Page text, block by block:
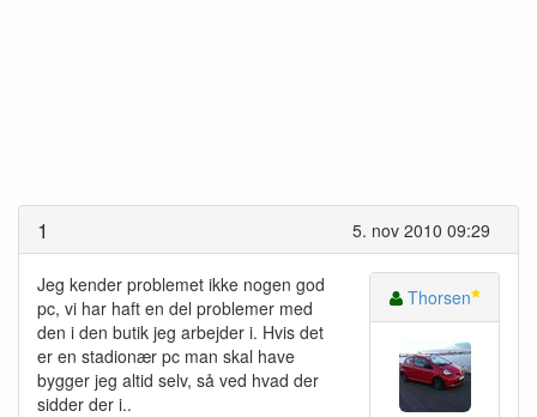
5. nov 2010 09:29
1
Jeg kender problemet ikke nogen god
pc, vi har haft en del problemer med
den i den butik jeg arbejder i. Hvis det
er en stadionær pc man skal have
bygger jeg altid selv, så ved hvad der
sidder der i..
Thorsen